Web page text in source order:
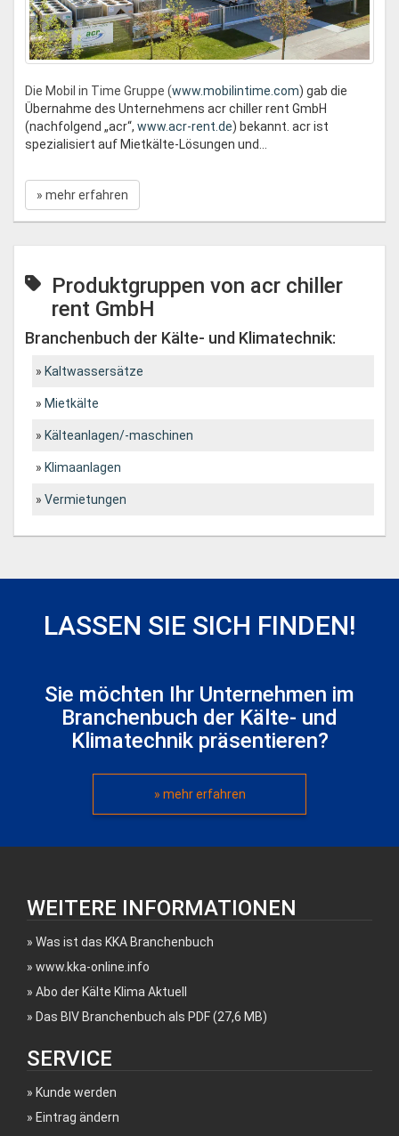
Die Mobil in Time Gruppe (www.mobilintime.com) gab die
Übernahme des Unternehmens acr chiller rent GmbH
(nachfolgend „acr“, www.acr-rent.de) bekannt. acr ist
spezialisiert auf Mietkälte-Lösungen und...
» mehr erfahren
Produktgruppen von acr chiller
rent GmbH
Branchenbuch der Kälte- und Klimatechnik:
Kaltwassersätze
Mietkälte
Kälteanlagen/-maschinen
Klimaanlagen
Vermietungen
LASSEN SIE SICH FINDEN!
Sie möchten Ihr Unternehmen im
Branchenbuch der Kälte- und
Klimatechnik präsentieren?
» mehr erfahren
WEITERE INFORMATIONEN
Was ist das KKA Branchenbuch
www.kka-online.info
Abo der Kälte Klima Aktuell
Das BIV Branchenbuch als PDF (27,6 MB)
SERVICE
Kunde werden
Eintrag ändern